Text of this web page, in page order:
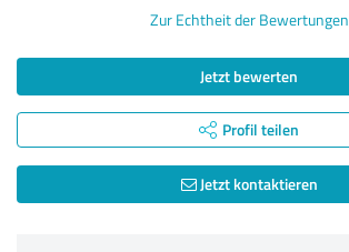
Zur Echtheit der Bewertungen
Jetzt bewerten
Profil teilen
Jetzt kontaktieren